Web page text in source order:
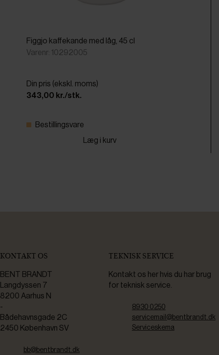
Figgjo kaffekande med låg, 45 cl
Varenr: 10292005
Din pris (ekskl. moms)
343,00 kr./stk.
Bestillingsvare
Læg i kurv
KONTAKT OS
BENT BRANDT
Langdyssen 7
8200 Aarhus N
-
Bådehavnsgade 2C
2450 København SV
bb@bentbrandt.dk
TEKNISK SERVICE
Kontakt os her hvis du har brug
for teknisk service.
8930 0250
servicemail@bentbrandt.dk
Serviceskema